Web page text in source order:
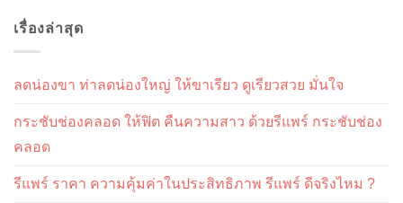
เรื่องล่าสุด
ลดน่องขา ท่าลดน่องใหญ่ ให้ขาเรียว ดูเรียวสวย มั่นใจ
กระชับช่องคลอด ให้ฟิต คืนความสาว ด้วยรีแพร์ กระชับช่อง
คลอด
รีแพร์ ราคา ความคุ้มค่าในประสิทธิภาพ รีแพร์ ดีจริงไหม ?